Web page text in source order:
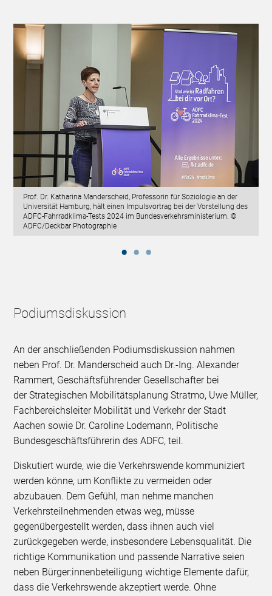
Prof. Dr. Katharina Manderscheid, Professorin für Soziologie an der
Universität Hamburg, hält einen Impulsvortrag bei der Vorstellung des
ADFC-Fahrradklima-Tests 2024 im Bundesverkehrsministerium. ©
ADFC/Deckbar Photographie
Podiumsdiskussion
An der anschließenden Podiumsdiskussion nahmen
neben Prof. Dr. Manderscheid auch Dr.-Ing. Alexander
Rammert, Geschäftsführender Gesellschafter bei
der Strategischen Mobilitätsplanung Stratmo, Uwe Müller,
Fachbereichsleiter Mobilität und Verkehr der Stadt
Aachen sowie Dr. Caroline Lodemann, Politische
Bundesgeschäftsführerin des ADFC, teil.
Diskutiert wurde, wie die Verkehrswende kommuniziert
werden könne, um Konflikte zu vermeiden oder
abzubauen. Dem Gefühl, man nehme manchen
Verkehrsteilnehmenden etwas weg, müsse
gegenübergestellt werden, dass ihnen auch viel
zurückgegeben werde, insbesondere Lebensqualität. Die
richtige Kommunikation und passende Narrative seien
neben Bürger:innenbeteiligung wichtige Elemente dafür,
dass die Verkehrswende akzeptiert werde. Ohne